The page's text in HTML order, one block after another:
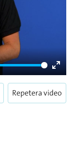
Enter
Repetera video